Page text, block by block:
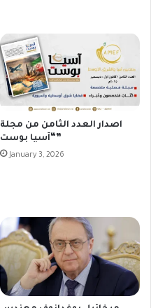
اصدار العدد الثامن من مجلة
“آسيا بوست”
January 3, 2026